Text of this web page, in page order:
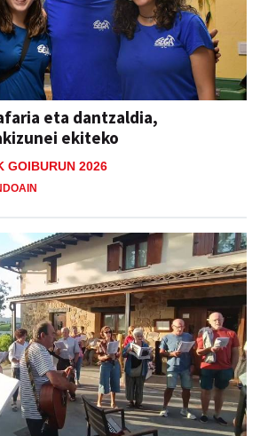
eta dantzaldia,
ekiteko
GOIBURUN 2026